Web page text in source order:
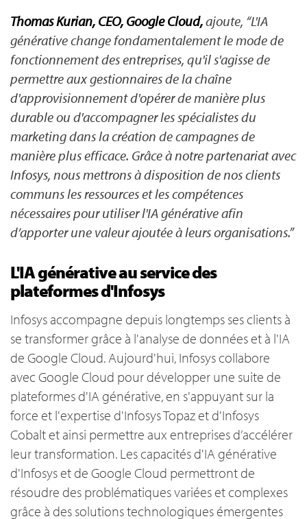
Thomas Kurian, CEO, Google Cloud,ajoute, “L'IA
générative change fondamentalement le mode de
fonctionnement des entreprises, qu'il s'agisse de
permettre aux gestionnaires de la chaîne
d'approvisionnement d'opérer de manière plus
durable ou d'accompagner les spécialistes du
marketing dans la création de campagnes de
manière plus efficace. Grâce à notre partenariat avec
Infosys, nous mettrons à disposition de nos clients
communs les ressources et les compétences
nécessaires pour utiliser l'IA générative afin
d’apporter une valeur ajoutée à leurs organisations.”
L'IA générative au service des
plateformes d'Infosys
Infosys accompagne depuis longtemps ses clients à
se transformer grâce à l'analyse de données et à l'IA
de Google Cloud. Aujourd'hui, Infosys collabore
avec Google Cloud pour développer une suite de
plateformes d'IA générative, en s'appuyant sur la
force et l'expertise d'Infosys Topaz et d'Infosys
Cobalt et ainsi permettre aux entreprises d’accélérer
leur transformation. Les capacités d'IA générative
d'Infosys et de Google Cloud permettront de
résoudre des problématiques variées et complexes
grâce à des solutions technologiques émergentes